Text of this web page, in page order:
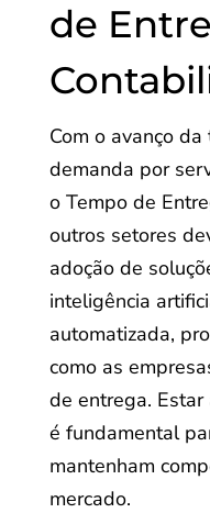
de
Com o avanço
demanda por
o Tempo de
outros setores
adoção de
inteligência
automatizada,
como as
de entrega.
é fundamental
mantenham
mercado.